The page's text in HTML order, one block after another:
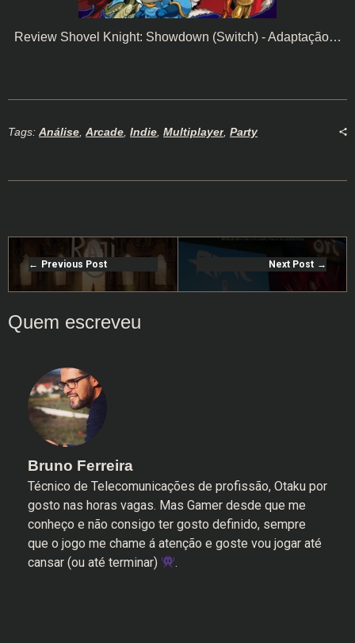
Review Shovel Knight: Showdown (Switch) - Adaptação…
Tags: Análise Arcade Indie Multiplayer Party
Previous Post Next Post
Bruno Ferreira
Técnico de Telecomunicações de profissão, Otaku por
gosto nas horas vagas. Mas Gamer desde que me
conheço e não consigo ter gosto definido, sempre
que o jogo me chame á atenção e goste vou jogar até
cansar (ou até terminar)
.